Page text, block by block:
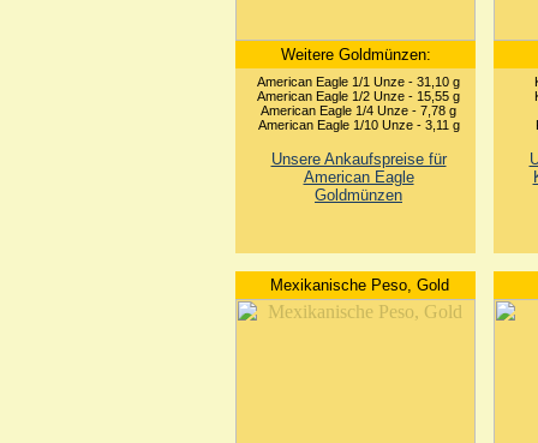
Weitere Goldmünzen:
American Eagle 1/1 Unze - 31,10 g
American Eagle 1/2 Unze - 15,55 g
American Eagle 1/4 Unze - 7,78 g
American Eagle 1/10 Unze - 3,11 g
Unsere Ankaufspreise für
American Eagle
Goldmünzen
Mexikanische Peso, Gold